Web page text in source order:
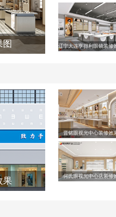
辽宁大连亨得利眼镜装修
果
晋铭眼视光中心装修效
何氏眼视光中心店装修